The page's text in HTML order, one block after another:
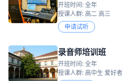
开班时间: 全年
授课人群: 高二 高三
申请试听
录音师培训班
开班时间: 全年
授课人群: 高中生 爱好者